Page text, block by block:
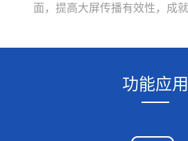
面，提高大屏传播有效性，成
功能应用